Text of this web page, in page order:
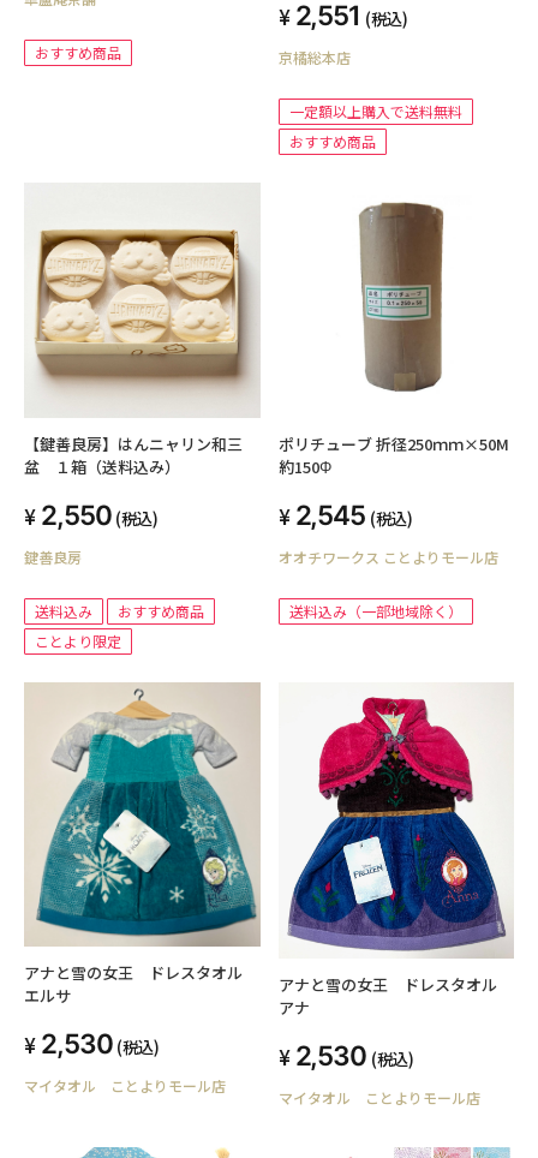
おすすめ商品
2,551 (税込)
京橘総本店
一定額以上購入で送料無料
おすすめ商品
【鍵善良房】はんニャリン和三
盆 １箱（送料込み）
2,550 (税込)
鍵善良房
送料込み
おすすめ商品
ことより限定
ポリチューブ 折径250ｍｍ×50M
約150Φ
2,545 (税込)
オオチワークス ことよりモール店
送料込み（一部地域除く）
アナと雪の女王 ドレスタオル
エルサ
2,530 (税込)
マイタオル ことよりモール店
アナと雪の女王 ドレスタオル
アナ
2,530 (税込)
マイタオル ことよりモール店